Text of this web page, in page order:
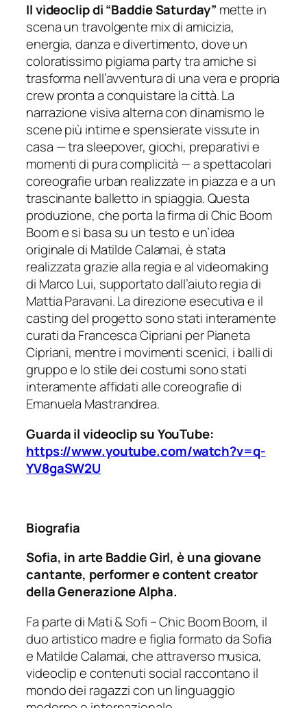
Il videoclip di “Baddie Saturday” mette in
scena un travolgente mix di amicizia,
energia, danza e divertimento, dove un
coloratissimo pigiama party tra amiche si
trasforma nell’avventura di una vera e propria
crew pronta a conquistare la città. La
narrazione visiva alterna con dinamismo le
scene più intime e spensierate vissute in
casa — tra sleepover, giochi, preparativi e
momenti di pura complicità — a spettacolari
coreografie urban realizzate in piazza e a un
trascinante balletto in spiaggia. Questa
produzione, che porta la firma di Chic Boom
Boom e si basa su un testo e un’idea
originale di Matilde Calamai, è stata
realizzata grazie alla regia e al videomaking
di Marco Lui, supportato dall’aiuto regia di
Mattia Paravani. La direzione esecutiva e il
casting del progetto sono stati interamente
curati da Francesca Cipriani per Pianeta
Cipriani, mentre i movimenti scenici, i balli di
gruppo e lo stile dei costumi sono stati
interamente affidati alle coreografie di
Emanuela Mastrandrea.
Guarda il videoclip su YouTube:
https://www.youtube.com/watch?v=q-
YV8gaSW2U
Biografia
Sofia, in arte Baddie Girl, è una giovane
cantante, performer e content creator
della Generazione Alpha.
Fa parte di Mati & Sofi – Chic Boom Boom, il
duo artistico madre e figlia formato da Sofia
e Matilde Calamai, che attraverso musica,
videoclip e contenuti social raccontano il
mondo dei ragazzi con un linguaggio